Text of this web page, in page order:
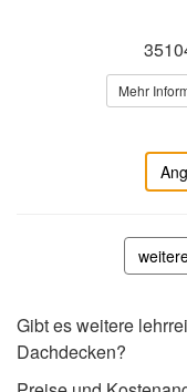
Mehr
Gibt es weitere
Dachdecken?